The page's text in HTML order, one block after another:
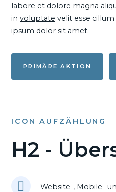
labore et dolore magna
in voluptate velit esse
ipsum dolor sit amet.
PRIMÄRE AKTION
ICON AUFZÄHLUNG
H2 -
Website-, Mobile-